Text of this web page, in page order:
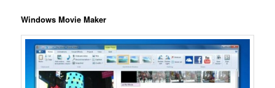
Windows Movie Maker